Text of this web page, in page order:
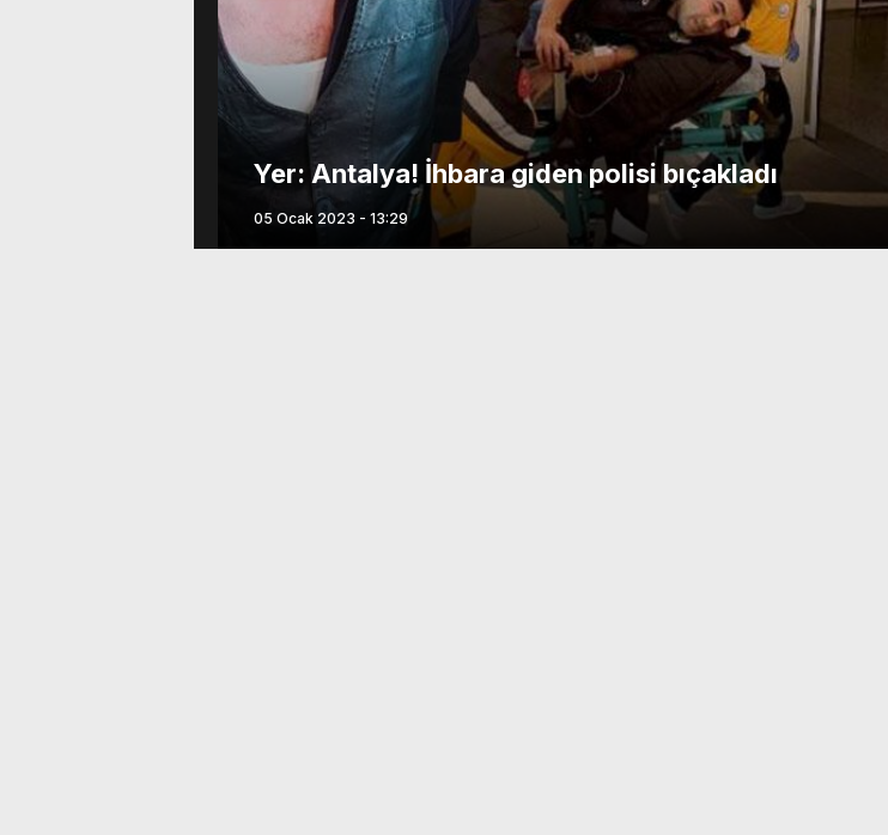
Yer: Antalya! İhbara giden polisi bıçakladı
05 Ocak 2023 - 13:29